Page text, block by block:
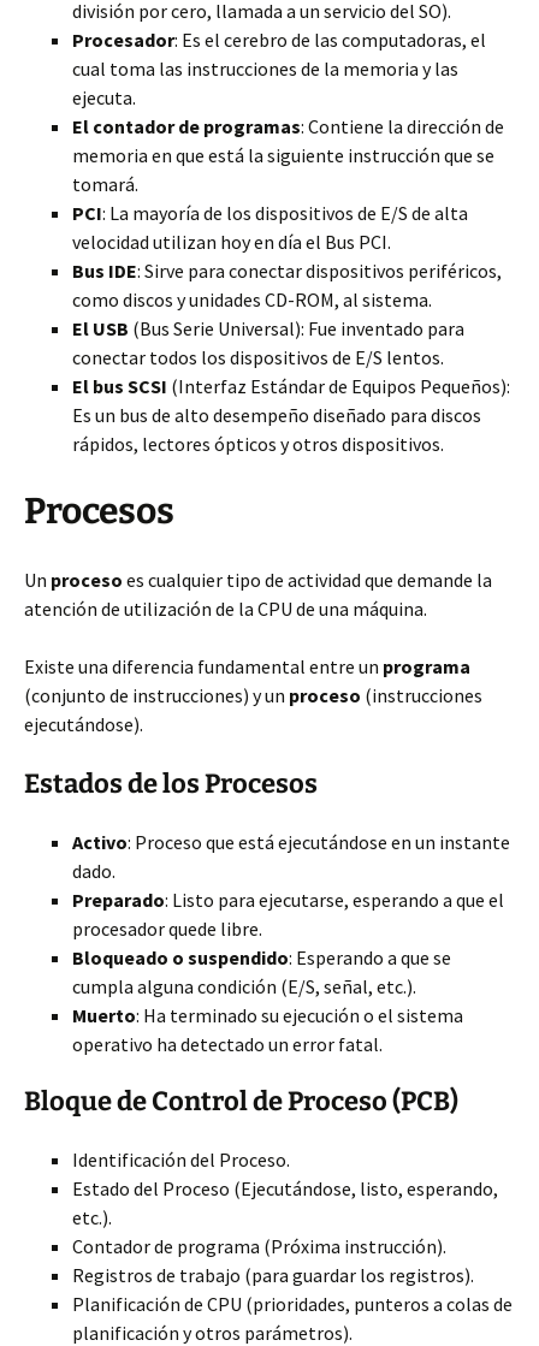
división por cero, llamada a un servicio del SO).
Procesador: Es el cerebro de las computadoras, el
cual toma las instrucciones de la memoria y las
ejecuta.
El contador de programas: Contiene la dirección de
memoria en que está la siguiente instrucción que se
tomará.
PCI: La mayoría de los dispositivos de E/S de alta
velocidad utilizan hoy en día el Bus PCI.
Bus IDE: Sirve para conectar dispositivos periféricos,
como discos y unidades CD-ROM, al sistema.
El USB (Bus Serie Universal): Fue inventado para
conectar todos los dispositivos de E/S lentos.
El bus SCSI (Interfaz Estándar de Equipos Pequeños):
Es un bus de alto desempeño diseñado para discos
rápidos, lectores ópticos y otros dispositivos.
Procesos
Un proceso es cualquier tipo de actividad que demande la
atención de utilización de la CPU de una máquina.
Existe una diferencia fundamental entre un programa
(conjunto de instrucciones) y un proceso (instrucciones
ejecutándose).
Estados de los Procesos
Activo: Proceso que está ejecutándose en un instante
dado.
Preparado: Listo para ejecutarse, esperando a que el
procesador quede libre.
Bloqueado o suspendido: Esperando a que se
cumpla alguna condición (E/S, señal, etc.).
Muerto: Ha terminado su ejecución o el sistema
operativo ha detectado un error fatal.
Bloque de Control de Proceso (PCB)
Identificación del Proceso.
Estado del Proceso (Ejecutándose, listo, esperando,
etc.).
Contador de programa (Próxima instrucción).
Registros de trabajo (para guardar los registros).
Planificación de CPU (prioridades, punteros a colas de
planificación y otros parámetros).